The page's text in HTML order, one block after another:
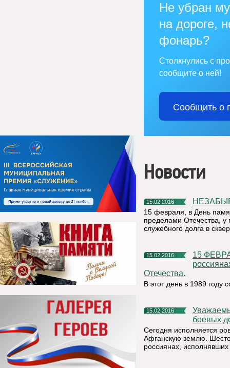
Не убран
на дороге,
фонарь?
Столкнулись с
сообщите о ней!
Сообщить о
Новости
15.02.2016
15 февраля, в День
пределами Отечества, у
служебного долга в
15.02.2016
15 ФЕВРАЛЯ – ПАМЯТНАЯ ДАТА РОССИИ - День памяти о
Отечества.
В этот день в 1989 году
15.02.2016
Уважаемые жители Республики Коми! Уважаемые ветераны
боевых
Сегодня исполняется
Афганскую землю.
россиянах,